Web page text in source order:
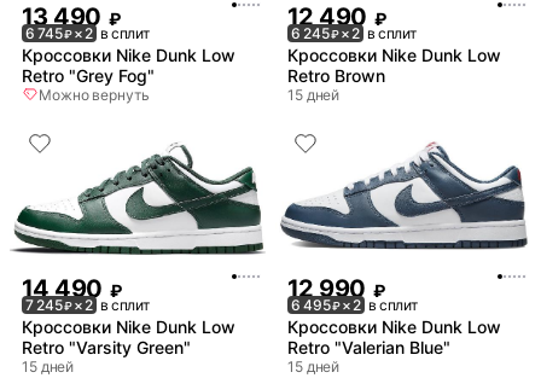
13 490 ₽
6 745₽× 2 в сплит
Кроссовки Nike Dunk Low
Retro "Grey Fog"
Можно вернуть
12 490 ₽
6 245₽× 2 в сплит
Кроссовки Nike Dunk Low
Retro Brown
15 дней
14 490 ₽
7 245₽× 2 в сплит
Кроссовки Nike Dunk Low
Retro "Varsity Green"
15 дней
12 990 ₽
6 495₽× 2 в сплит
Кроссовки Nike Dunk Low
Retro "Valerian Blue"
15 дней